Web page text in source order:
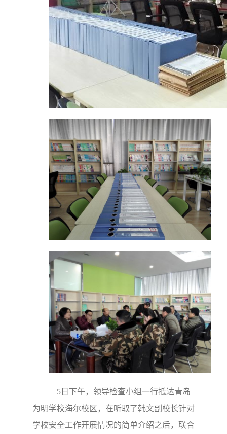
5日下午，领导检查小组一行抵达青岛
为明学校海尔校区，在听取了韩文副校长针对
学校安全工作开展情况的简单介绍之后，联合